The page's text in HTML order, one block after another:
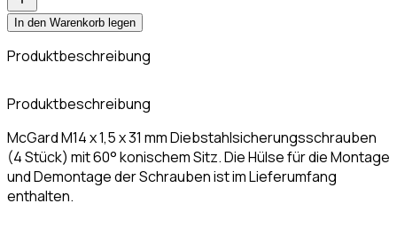
In den Warenkorb legen
Produktbeschreibung
Produktbeschreibung
McGard M14 x 1,5 x 31 mm Diebstahlsicherungsschrauben
(4 Stück) mit 60° konischem Sitz. Die Hülse für die Montage
und Demontage der Schrauben ist im Lieferumfang
enthalten.